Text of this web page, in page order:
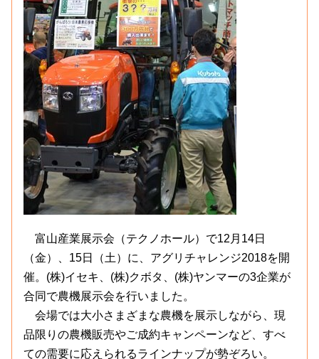
富山産業展示会（テクノホール）で12月14日
（金）、15日（土）に、アグリチャレンジ2018を開
催。(株)イセキ、(株)クボタ、(株)ヤンマーの3企業が
合同で農機展示会を行いました。
会場では大小さまざまな農機を展示しながら、現
品限りの農機販売やご成約キャンペーンなど、すべ
ての需要に応えられるラインナップが勢ぞろい。